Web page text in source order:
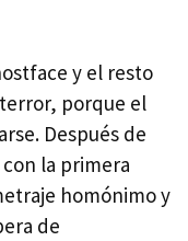
y el resto
porque el
Después de
la primera
homónimo y
de